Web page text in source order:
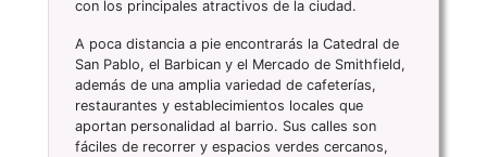
con los principales atractivos de la ciudad.
A poca distancia a pie encontrarás la Catedral de
San Pablo, el Barbican y el Mercado de Smithfield,
además de una amplia variedad de cafeterías,
restaurantes y establecimientos locales que
aportan personalidad al barrio. Sus calles son
fáciles de recorrer y espacios verdes cercanos,